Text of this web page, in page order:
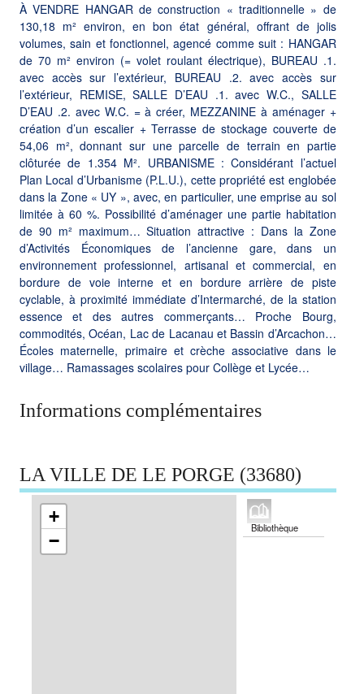
À VENDRE HANGAR de construction « traditionnelle » de
130,18 m² environ, en bon état général, offrant de jolis
volumes, sain et fonctionnel, agencé comme suit : HANGAR
de 70 m² environ (= volet roulant électrique), BUREAU .1.
avec accès sur l’extérieur, BUREAU .2. avec accès sur
l’extérieur, REMISE, SALLE D’EAU .1. avec W.C., SALLE
D’EAU .2. avec W.C. = à créer, MEZZANINE à aménager +
création d’un escalier + Terrasse de stockage couverte de
54,06 m², donnant sur une parcelle de terrain en partie
clôturée de 1.354 M². URBANISME : Considérant l’actuel
Plan Local d’Urbanisme (P.L.U.), cette propriété est englobée
dans la Zone « UY », avec, en particulier, une emprise au sol
limitée à 60 %. Possibilité d’aménager une partie habitation
de 90 m² maximum… Situation attractive : Dans la Zone
d’Activités Économiques de l’ancienne gare, dans un
environnement professionnel, artisanal et commercial, en
bordure de voie interne et en bordure arrière de piste
cyclable, à proximité immédiate d’Intermarché, de la station
essence et des autres commerçants… Proche Bourg,
commodités, Océan, Lac de Lacanau et Bassin d’Arcachon…
Écoles maternelle, primaire et crèche associative dans le
village… Ramassages scolaires pour Collège et Lycée…
Informations complémentaires
LA VILLE DE LE PORGE (33680)
+
−
Bibliothèque